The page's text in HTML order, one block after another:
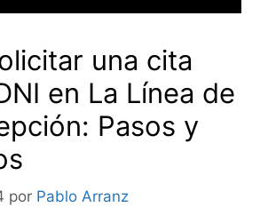
una cita
en La Línea de
Pasos y
por Pablo Arranz